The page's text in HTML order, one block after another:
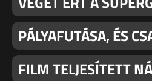
PÁLYAFUTÁSA, ÉS
FILM TELJESÍTETT